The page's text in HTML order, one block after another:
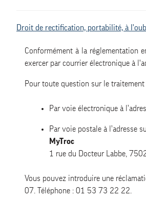
Droit de rectification, portabilité, à
Conformément à la réglementation
exercer par courrier électronique à
Pour toute question sur le
Par voie électronique à
Par voie postale à l’adresse
MyTroc
1 rue du Docteur Labbe,
Vous pouvez introduire une
07. Téléphone : 01 53 73 22 22.